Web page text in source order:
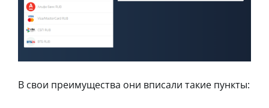
В свои преимущества они вписали такие пункты: